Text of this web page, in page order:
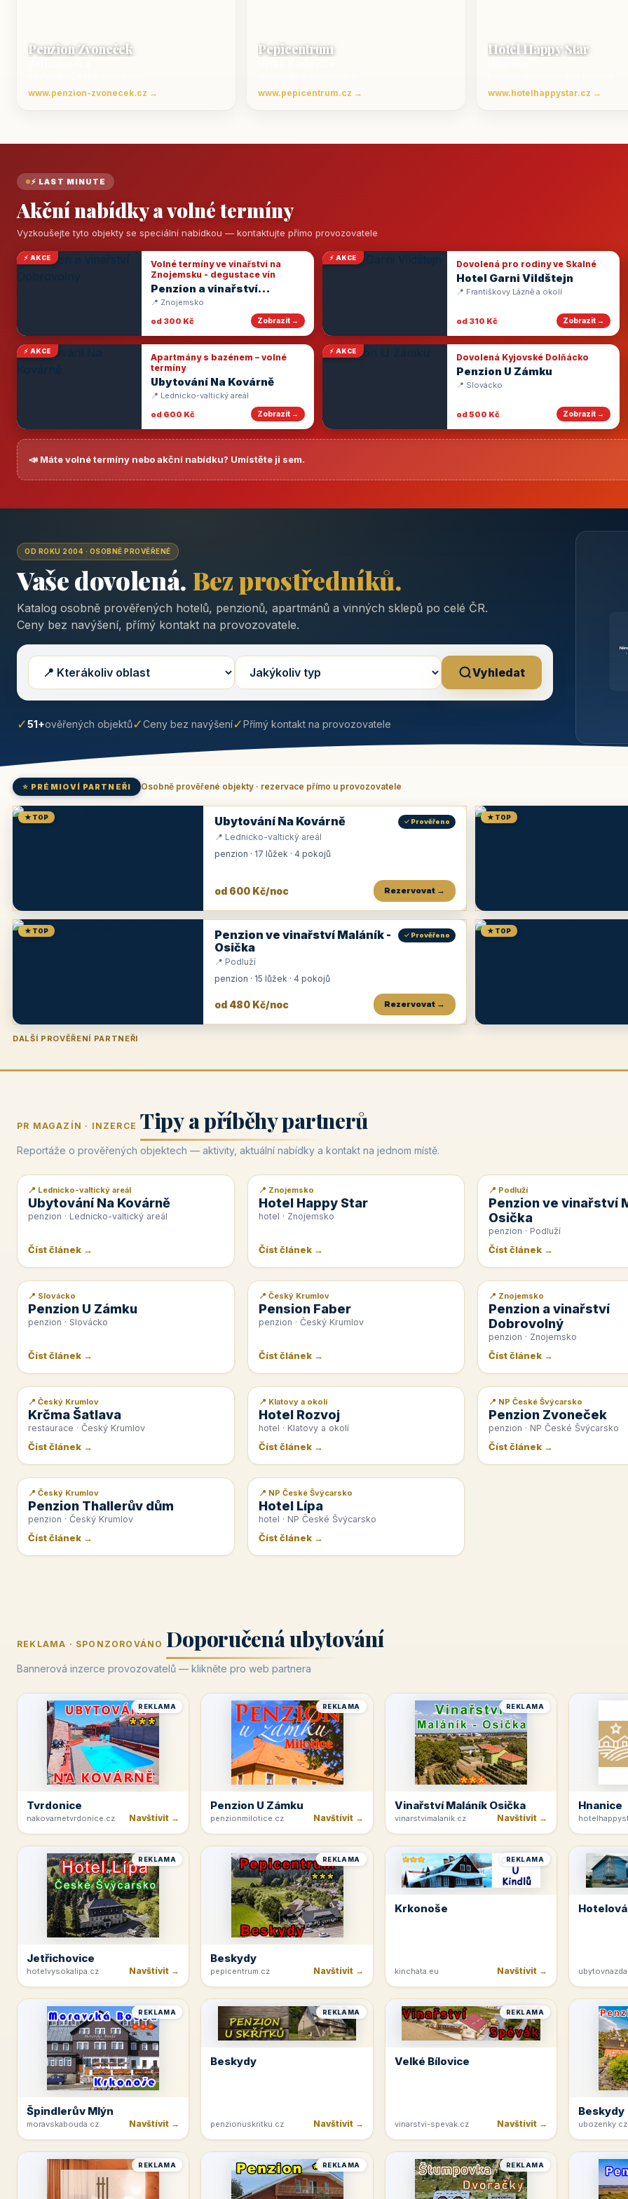
Penzion Zvoneček
www.penzion-zvonecek.cz →
Pepicentrum
www.pepicentrum.cz →
Hotel Happy Star
www.hotelhappystar.cz →
⚡ LAST MINUTE
Akční nabídky a volné termíny
Vyzkoušejte tyto objekty se speciální nabídkou — kontaktujte přímo provozovatele
⚡ AKCE
Volné termíny ve vinařství na
Znojemsku - degustace vín
Penzion a vinařství
Dobrovolný
📍 Znojemsko
od 300 Kč
Zobrazit →
⚡ AKCE
Dovolená pro rodiny ve Skalné
Hotel Garni Vildštejn
📍 Františkovy Lázně a okolí
od 310 Kč Zobrazit →
⚡ AKCE
Apartmány s bazénem – volné
termíny
Ubytování Na Kovárně
📍 Lednicko-valtický areál
od 600 Kč
Zobrazit →
⚡ AKCE
Dovolená Kyjovské Dolňácko
Penzion U Zámku
📍 Slovácko
od 500 Kč Zobrazit →
📣 Máte volné termíny nebo akční nabídku? Umístěte ji sem.
OD ROKU 2004 · OSOBNĚ PROVĚŘENÉ
Vaše dovolená. Bez prostředníků.
Katalog osobně prověřených hotelů, penzionů, apartmánů a vinných sklepů po celé ČR.
Ceny bez navýšení, přímý kontakt na provozovatele.
Vyhledat
✓51+ověřených objektů✓Ceny bez navýšení✓Přímý kontakt na provozovatele
⭐ PRÉMIOVÍ PARTNEŘI Osobně prověřené objekty · rezervace přímo u provozovatele
★ TOP Ubytování Na Kovárně ✓ Prověřeno
📍 Lednicko-valtický areál
penzion · 17 lůžek · 4 pokojů
od 600 Kč/noc Rezervovat →
★ TOP
★ TOP
Penzion ve vinařství Maláník -
Osička
✓ Prověřeno
📍 Podluží
penzion · 15 lůžek · 4 pokojů
od 480 Kč/noc Rezervovat →
★ TOP
DALŠÍ PROVĚŘENÍ PARTNEŘI
Penzion U Zámku Pension Faber
PR MAGAZÍN · INZERCE Tipy a příběhy partnerů
Reportáže o prověřených objektech — aktivity, aktuální nabídky a kontakt na jednom místě.
📰 PR článek
📍 Lednicko-valtický areál
Ubytování Na Kovárně
penzion · Lednicko-valtický areál
Číst článek →
📰 PR článek
📍 Znojemsko
Hotel Happy Star
hotel · Znojemsko
Číst článek →
📰 PR článek
📍 Podluží
Penzion ve vinařství
Osička
penzion · Podluží
Číst článek →
📰 PR článek
📍 Slovácko
Penzion U Zámku
penzion · Slovácko
Číst článek →
📰 PR článek
📍 Český Krumlov
Pension Faber
penzion · Český Krumlov
Číst článek →
📰 PR článek
📍 Znojemsko
Penzion a vinařství
Dobrovolný
penzion · Znojemsko
Číst článek →
📰 PR článek
📍 Český Krumlov
Krčma Šatlava
restaurace · Český Krumlov
Číst článek →
📰 PR článek
📍 Klatovy a okolí
Hotel Rozvoj
hotel · Klatovy a okolí
Číst článek →
📰 PR článek
📍 NP České Švýcarsko
Penzion Zvoneček
penzion · NP České Švýcarsko
Číst článek →
📰 PR článek
📍 Český Krumlov
Penzion Thallerův dům
penzion · Český Krumlov
Číst článek →
📰 PR článek
📍 NP České Švýcarsko
Hotel Lípa
hotel · NP České Švýcarsko
Číst článek →
REKLAMA · SPONZOROVÁNO Doporučená ubytování
Bannerová inzerce provozovatelů — klikněte pro web partnera
REKLAMA
Tvrdonice
nakovarnetvrdonice.cz Navštívit →
REKLAMA
Penzion U Zámku
penzionmilotice.cz Navštívit →
REKLAMA
Vinařství Maláník Osička
vinarstvimalanik.cz Navštívit →
Hnanice
REKLAMA
Jetřichovice
hotelvysokalipa.cz Navštívit →
REKLAMA
Beskydy
pepicentrum.cz Navštívit →
REKLAMA
Krkonoše
kinchata.eu Navštívit →
REKLAMA
Špindlerův Mlýn
moravskabouda.cz Navštívit →
REKLAMA
Beskydy
penzionuskritku.cz Navštívit →
REKLAMA
Velké Bílovice
vinarstvi-spevak.cz Navštívit →
Beskydy
ubozenky.cz
REKLAMA REKLAMA REKLAMA